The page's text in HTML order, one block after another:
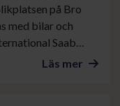
på Bro
med bilar och
Saab
Läs mer